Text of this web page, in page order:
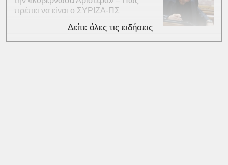
πρέπει να είναι ο ΣΥΡΙΖΑ-ΠΣ
Δείτε όλες τις ειδήσεις